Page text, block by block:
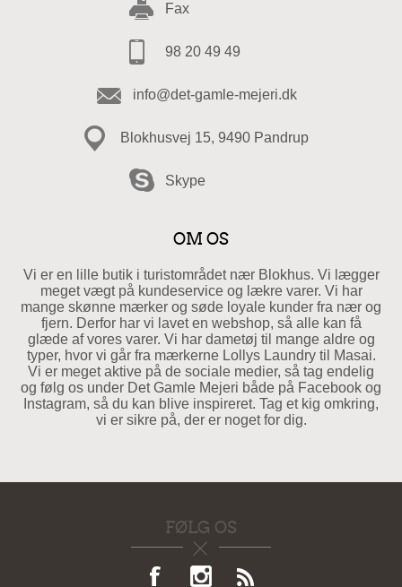
Fax
98 20 49 49
info@det-gamle-mejeri.dk
Blokhusvej 15, 9490 Pandrup
Skype
OM OS
Vi er en lille butik i turistområdet nær Blokhus. Vi lægger
meget vægt på kundeservice og lækre varer. Vi har
mange skønne mærker og søde loyale kunder fra nær og
fjern. Derfor har vi lavet en webshop, så alle kan få
glæde af vores varer. Vi har dametøj til mange aldre og
typer, hvor vi går fra mærkerne Lollys Laundry til Masai.
Vi er meget aktive på de sociale medier, så tag endelig
og følg os under Det Gamle Mejeri både på Facebook og
Instagram, så du kan blive inspireret. Tag et kig omkring,
vi er sikre på, der er noget for dig.
FØLG OS